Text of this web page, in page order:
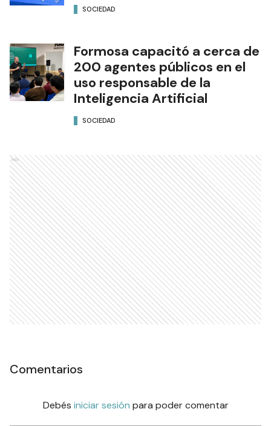
SOCIEDAD
Formosa capacitó a cerca de
200 agentes públicos en el
uso responsable de la
Inteligencia Artificial
SOCIEDAD
Ads
Comentarios
Debés iniciar sesión para poder comentar